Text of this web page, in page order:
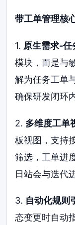
带工单管理核
1. 原生需求-任
模块，而是与
解为任务工单
确保研发闭环
2. 多维度工单
板视图，支持
筛选，工单进
日站会与迭代
3. 自动化规则
态变更时自动